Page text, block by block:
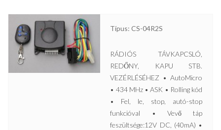
Típus: CS-04R2S
RÁDIÓS TÁVKAPCSLÓ,
REDŐNY, KAPU STB.
VEZÉRLÉSÉHEZ • AutoMicro
• 434 MHz • ASK • Rolling kód
• Fel, le, stop, autó-stop
funkcióval • Vevő táp
feszültsége:12V DC, (40mA) •